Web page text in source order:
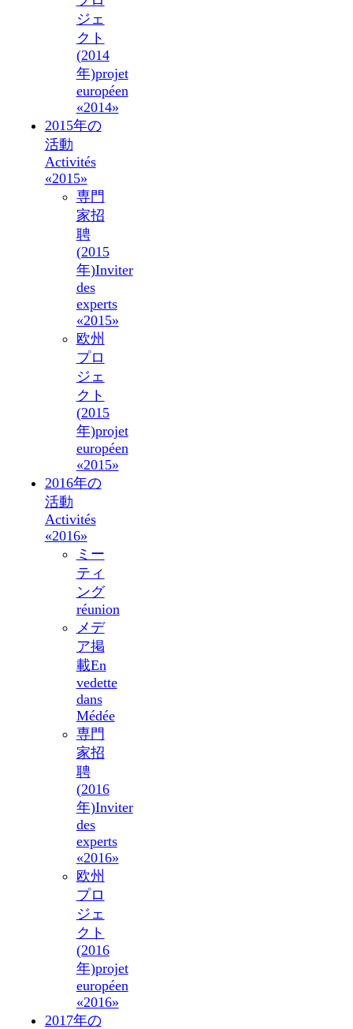
ジェ
クト
(2014
年)projet
européen
«2014»
2015年の
活動
Activités
«2015»
専門
家招
聘
(2015
年)Inviter
des
experts
«2015»
欧州
プロ
ジェ
クト
(2015
年)projet
européen
«2015»
2016年の
活動
Activités
«2016»
ミー
ティ
ング
réunion
メデ
ア掲
載En
vedette
dans
Médée
専門
家招
聘
(2016
年)Inviter
des
experts
«2016»
欧州
プロ
ジェ
クト
(2016
年)projet
européen
«2016»
2017年の